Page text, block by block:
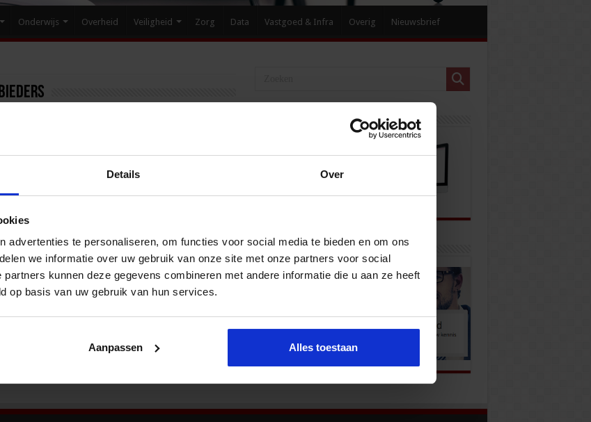
Details Over
advertenties te personaliseren, om functies voor social media te bieden en om ons
we informatie over uw gebruik van onze site met onze partners voor social
kunnen deze gegevens combineren met andere informatie die u aan ze heeft
op basis van uw gebruik van hun services.
Aanpassen Alles toestaan
Onderwijs Overheid Veiligheid Zorg Data Vastgoed & Infra Overig Nieuwsbrief
2022
deze wet voor startups en voor bestaande
bedrijven in de zorg? Wie moet zich straks
aanvragen? Wie moet zorgen voor een interne
toezichthouder? Hoe verhoudt de Wtza zich tot
de nieuwe Wet bestuur en toezicht
rechtspersonen? Wat betekent deze wet voor
Bekijk onze opleidingen